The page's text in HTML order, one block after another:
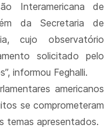
Interamericana de
da Secretaria de
cujo observatório
solicitado pelo
informou Feghalli.
americanos
se comprometeram
temas apresentados.